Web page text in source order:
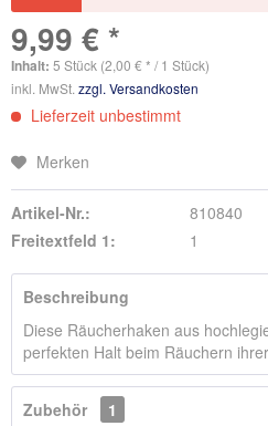
9,99 € *
Inhalt: 5 Stück (2,00 € * / 1 Stück)
inkl. MwSt. zzgl. Versandkosten
Lieferzeit unbestimmt
Merken
Artikel-Nr.:
810840
Freitextfeld 1:
1
Beschreibung
Diese Räucherhaken aus
perfekten Halt beim Räuchern
Zubehör 1